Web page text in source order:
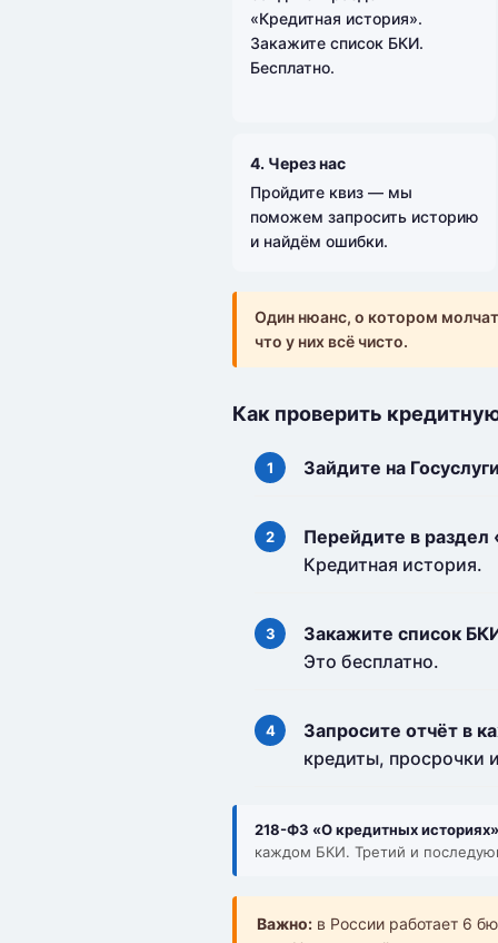
«Кредитная история».
Закажите список БКИ.
Бесплатно.
4. Через нас
Пройдите квиз — мы
поможем запросить историю
и найдём ошибки.
Один нюанс, о котором
что у них всё чисто.
Как проверить
Зайдите на
Перейдите в раздел
Кредитная история.
Закажите список
Это бесплатно.
Запросите отчёт в
кредиты, просрочки
218-ФЗ «О кредитных
каждом БКИ. Третий и
Важно: в России работает 6